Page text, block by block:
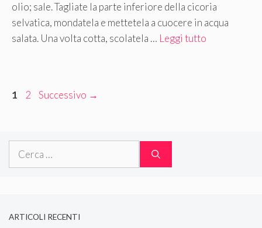
olio; sale. Tagliate la parte inferiore della cicoria
selvatica, mondatela e mettetela a cuocere in acqua
salata. Una volta cotta, scolatela … Leggi tutto
Pagina
1 Pagina
2 Successivo →
Ricerca
ARTICOLI RECENTI